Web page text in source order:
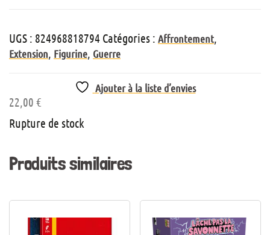
UGS : 824968818794 Catégories : Affrontement,
Extension, Figurine, Guerre
Ajouter à la liste d’envies
22,00 €
Rupture de stock
Produits similaires